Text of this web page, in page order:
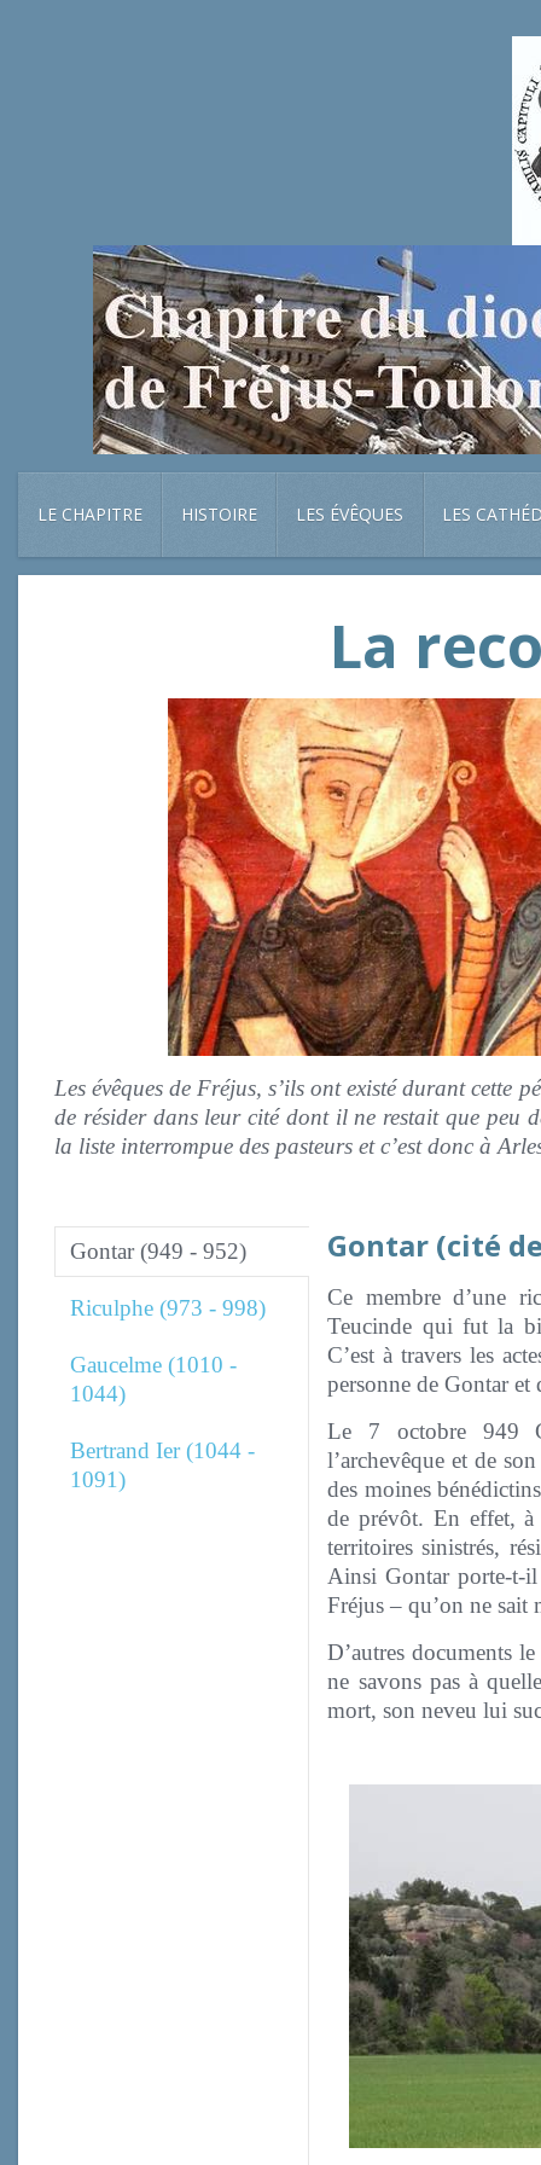
LE CHAPITRE HISTOIRE LES ÉVÊQUES LES
La
Les évêques de Fréjus, s’ils ont existé durant cette
de résider dans leur cité dont il ne restait que peu
la liste interrompue des pasteurs et c’est donc à
Gontar (949 - 952)
Riculphe (973 - 998)
Gaucelme (1010 -
1044)
Bertrand Ier (1044 -
1091)
Gontar (cité
Ce membre d’une
Teucinde qui fut la
C’est à travers les
personne de Gontar et
Le 7 octobre 949
l’archevêque et de
des moines
de prévôt. En effet, à
territoires sinistrés,
Ainsi Gontar porte-t-il
Fréjus – qu’on ne sait
D’autres documents
ne savons pas à
mort, son neveu lui